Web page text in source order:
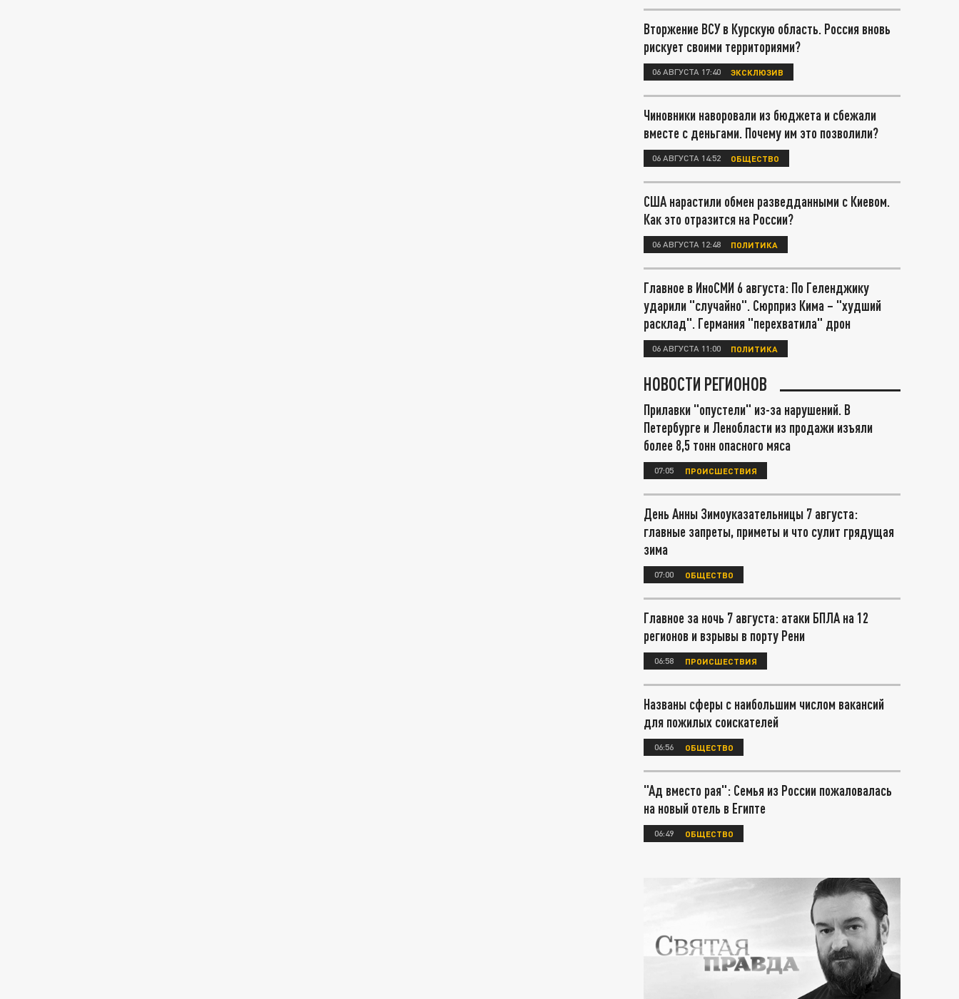
Вторжение ВСУ в Курскую область. Россия вновь
рискует своими территориями?
06 АВГУСТА 17:40 ЭКСКЛЮЗИВ
Чиновники наворовали из бюджета и сбежали
вместе с деньгами. Почему им это позволили?
06 АВГУСТА 14:52 ОБЩЕСТВО
США нарастили обмен разведданными с Киевом.
Как это отразится на России?
06 АВГУСТА 12:48 ПОЛИТИКА
Главное в ИноСМИ 6 августа: По Геленджику
ударили "случайно". Сюрприз Кима – "худший
расклад". Германия "перехватила" дрон
06 АВГУСТА 11:00 ПОЛИТИКА
НОВОСТИ РЕГИОНОВ
Прилавки "опустели" из-за нарушений. В
Петербурге и Ленобласти из продажи изъяли
более 8,5 тонн опасного мяса
07:05 ПРОИСШЕСТВИЯ
День Анны Зимоуказательницы 7 августа:
главные запреты, приметы и что сулит грядущая
зима
07:00 ОБЩЕСТВО
Главное за ночь 7 августа: атаки БПЛА на 12
регионов и взрывы в порту Рени
06:58 ПРОИСШЕСТВИЯ
Названы сферы с наибольшим числом вакансий
для пожилых соискателей
06:56 ОБЩЕСТВО
"Ад вместо рая": Семья из России пожаловалась
на новый отель в Египте
06:49 ОБЩЕСТВО